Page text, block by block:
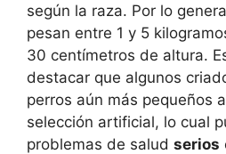
según la raza. Por lo
pesan entre 1 y 5
30 centímetros de altura.
destacar que algunos
perros aún más pequeños
selección artificial, lo cual
problemas de salud serios